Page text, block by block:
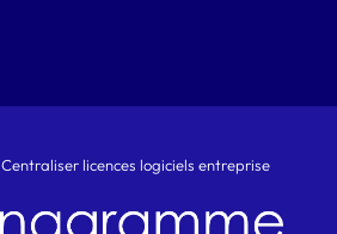
Centraliser licences logiciels entreprise